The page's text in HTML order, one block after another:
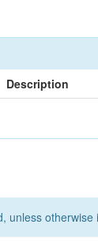
Description
unless otherwise